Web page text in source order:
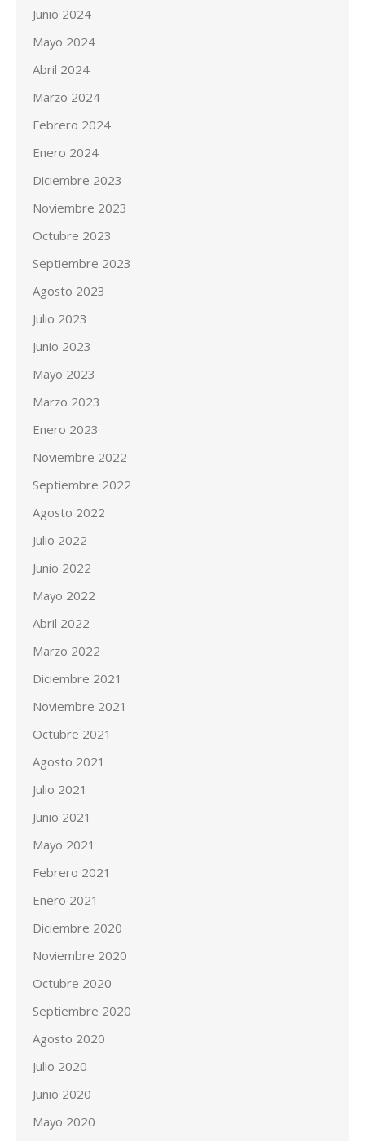
Junio 2024
Mayo 2024
Abril 2024
Marzo 2024
Febrero 2024
Enero 2024
Diciembre 2023
Noviembre 2023
Octubre 2023
Septiembre 2023
Agosto 2023
Julio 2023
Junio 2023
Mayo 2023
Marzo 2023
Enero 2023
Noviembre 2022
Septiembre 2022
Agosto 2022
Julio 2022
Junio 2022
Mayo 2022
Abril 2022
Marzo 2022
Diciembre 2021
Noviembre 2021
Octubre 2021
Agosto 2021
Julio 2021
Junio 2021
Mayo 2021
Febrero 2021
Enero 2021
Diciembre 2020
Noviembre 2020
Octubre 2020
Septiembre 2020
Agosto 2020
Julio 2020
Junio 2020
Mayo 2020